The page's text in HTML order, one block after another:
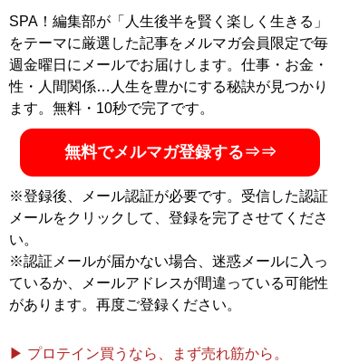
記事一覧へ
SPA！編集部が「人生後半を賢く楽しく生きる」
をテーマに厳選した記事をメルマガ会員限定で毎
週金曜日にメールでお届けします。仕事・お金・
性・人間関係…人生を豊かにする秘訣が見つかり
ます。無料・10秒で完了です。
無料でメルマガ登録する⇒⇒
※登録後、メール認証が必要です。受信した認証
メールをクリックして、登録を完了させてくださ
い。
※認証メールが届かない場合、迷惑メールに入っ
ているか、メールアドレスが間違っている可能性
があります。再度ご登録ください。
▶ プロテイン買うなら、まず売れ筋から。